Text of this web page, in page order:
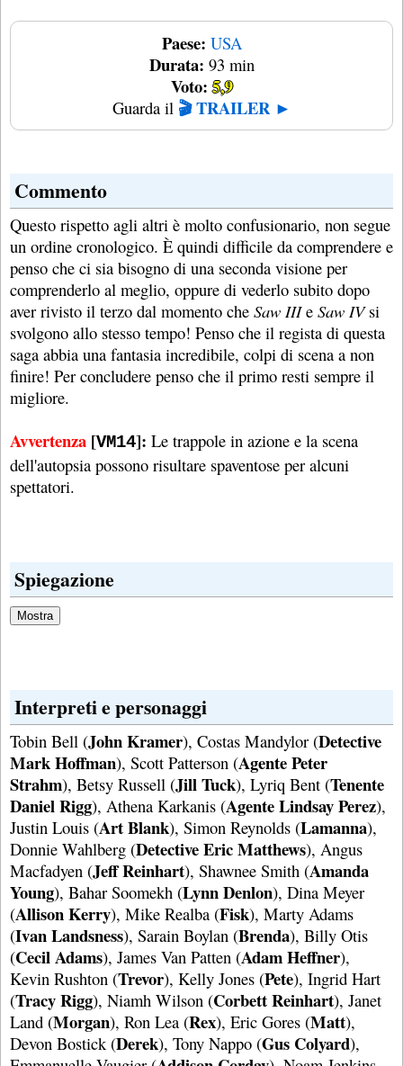
Paese: USA
Durata: 93 min
Voto: 5,9
Guarda il 🎬 TRAILER ►
Commento
Questo rispetto agli altri è molto confusionario, non segue
un ordine cronologico. È quindi difficile da comprendere e
penso che ci sia bisogno di una seconda visione per
comprenderlo al meglio, oppure di vederlo subito dopo
aver rivisto il terzo dal momento che Saw IIIe Saw IVsi
svolgono allo stesso tempo! Penso che il regista di questa
saga abbia una fantasia incredibile, colpi di scena a non
finire! Per concludere penso che il primo resti sempre il
migliore.
Avvertenza [VM14]: Le trappole in azione e la scena
dell'autopsia possono risultare spaventose per alcuni
spettatori.
Spiegazione
Interpreti e personaggi
Tobin Bell (John Kramer), Costas Mandylor (Detective
Mark Hoffman), Scott Patterson (Agente Peter
Strahm), Betsy Russell (Jill Tuck), Lyriq Bent (Tenente
Daniel Rigg), Athena Karkanis (Agente Lindsay Perez),
Justin Louis (Art Blank), Simon Reynolds (Lamanna),
Donnie Wahlberg (Detective Eric Matthews), Angus
Macfadyen (Jeff Reinhart), Shawnee Smith (Amanda
Young), Bahar Soomekh (Lynn Denlon), Dina Meyer
(Allison Kerry), Mike Realba (Fisk), Marty Adams
(Ivan Landsness), Sarain Boylan (Brenda), Billy Otis
(Cecil Adams), James Van Patten (Adam Heffner),
Kevin Rushton (Trevor), Kelly Jones (Pete), Ingrid Hart
(Tracy Rigg), Niamh Wilson (Corbett Reinhart), Janet
Land (Morgan), Ron Lea (Rex), Eric Gores (Matt),
Devon Bostick (Derek), Tony Nappo (Gus Colyard),